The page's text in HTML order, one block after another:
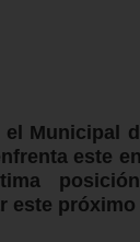
Municipal
este
este